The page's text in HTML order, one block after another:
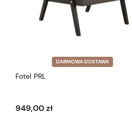
DARMOWA DOSTAWA
Fotel PRL
949,00 zł